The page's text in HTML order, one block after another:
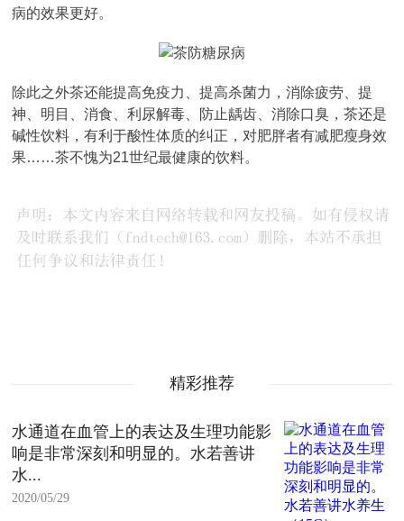
病的效果更好。
除此之外茶还能提高免疫力、提高杀菌力，消除疲劳、提
神、明目、消食、利尿解毒、防止龋齿、消除口臭，茶还是
碱性饮料，有利于酸性体质的纠正，对肥胖者有减肥瘦身效
果……茶不愧为21世纪最健康的饮料。
精彩推荐
水通道在血管上的表达及生理功能影
响是非常深刻和明显的。水若善讲
水...
2020/05/29